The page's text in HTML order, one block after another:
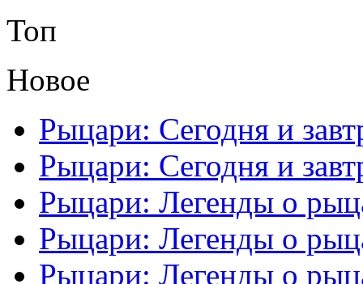
Топ
Новое
Рыцари: Сегодня и
Рыцари: Сегодня и
Рыцари: Легенды о
Рыцари: Легенды о
Рыцари: Легенды о